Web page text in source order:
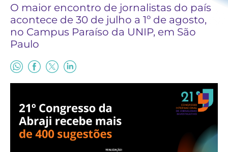
O maior encontro de jornalistas do país
acontece de 30 de julho a 1º de agosto,
no Campus Paraíso da UNIP, em São
Paulo